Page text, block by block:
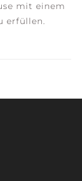
mit einem
erfüllen.